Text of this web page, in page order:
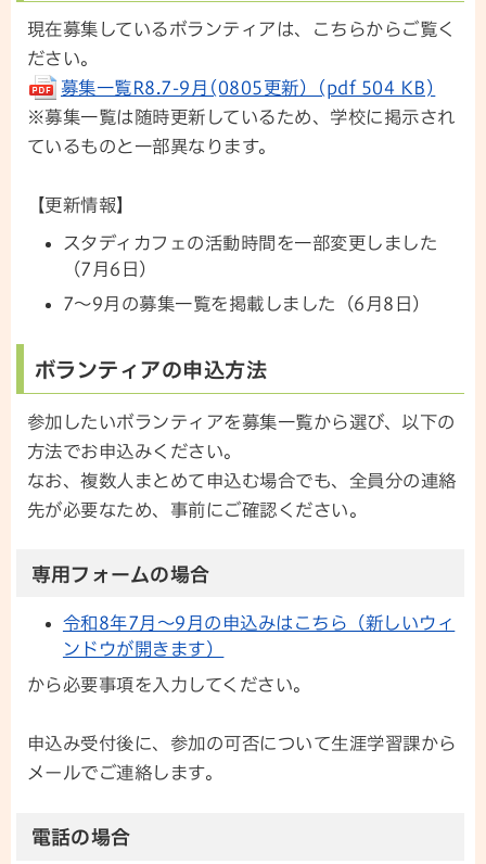
現在募集しているボランティアは、こちらからご覧く
ださい。
募集一覧R8.7-9月(0805更新）(pdf 504 KB)
※募集一覧は随時更新しているため、学校に掲示され
ているものと一部異なります。
【更新情報】
スタディカフェの活動時間を一部変更しました
（7月6日）
7～9月の募集一覧を掲載しました（6月8日）
ボランティアの申込方法
参加したいボランティアを募集一覧から選び、以下の
方法でお申込みください。
なお、複数人まとめて申込む場合でも、全員分の連絡
先が必要なため、事前にご確認ください。
専用フォームの場合
令和8年7月～9月の申込みはこちら（新しいウィ
ンドウが開きます）
から必要事項を入力してください。
申込み受付後に、参加の可否について生涯学習課から
メールでご連絡します。
電話の場合